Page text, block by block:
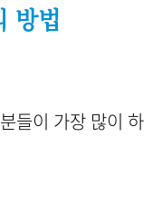
방법
들이 가장 많이 하